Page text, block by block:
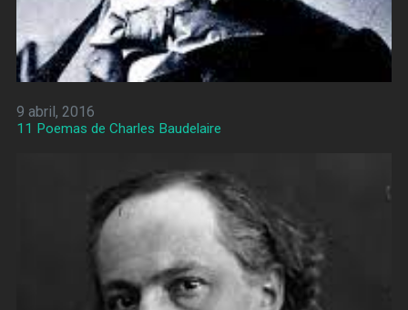
9 abril, 2016
11 Poemas de Charles Baudelaire